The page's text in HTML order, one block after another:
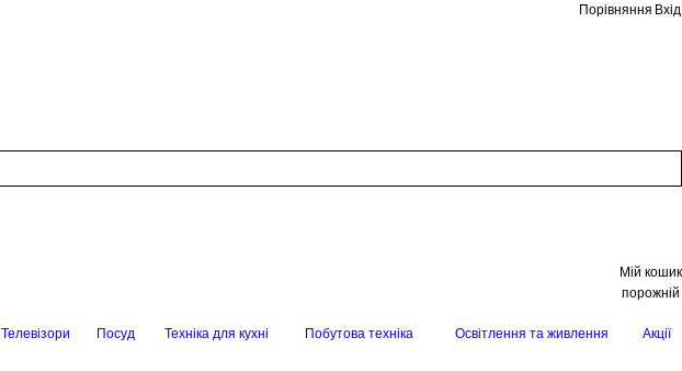
Порівняння Вхід
Мій кошик
порожній
Телевізори Посуд Техніка для кухні Побутова техніка Освітлення та живлення Акції